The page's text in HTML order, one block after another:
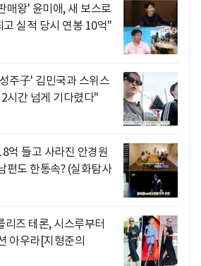
매왕' 윤미애, 새 보스로
실적 당시 연봉 10억"
주子' 김민국과 스위스
시간 넘게 기다렸다"
억 들고 사라진 안경원
편도 한통속? (실화탐사
리즈 테론, 시스루부터
아우라[지형준의